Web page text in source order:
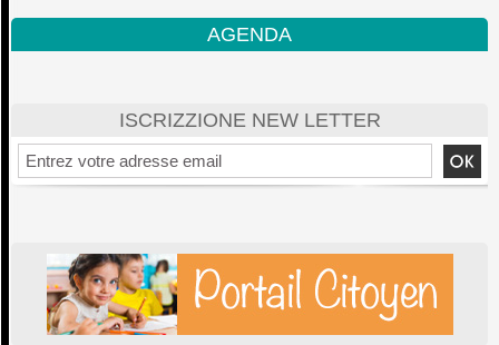
AGENDA
ISCRIZZIONE NEW LETTER